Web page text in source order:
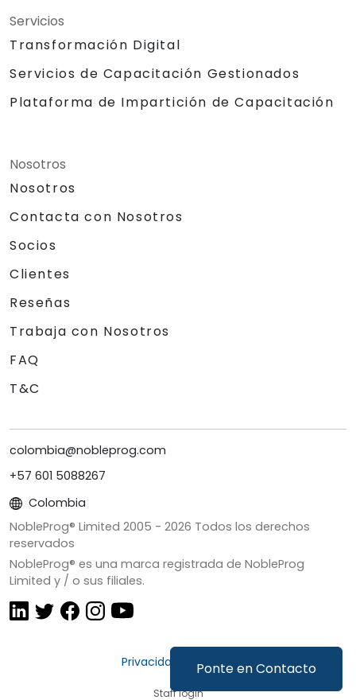
Ponte en Contacto
Servicios
Transformación Digital
Servicios de Capacitación Gestionados
Plataforma de Impartición de Capacitación
Nosotros
Nosotros
Contacta con Nosotros
Socios
Clientes
Reseñas
Trabaja con Nosotros
FAQ
T&C
colombia@nobleprog.com
+57 601 5088267
Colombia
NobleProg® Limited 2005 - 2026 Todos los derechos
reservados
NobleProg® es una marca registrada de NobleProg
Limited y / o sus filiales.
Privacidad y Cookies
Staff login